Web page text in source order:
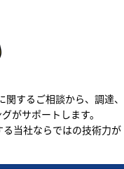
するご相談から、調達、
がサポートします。
当社ならではの技術力が